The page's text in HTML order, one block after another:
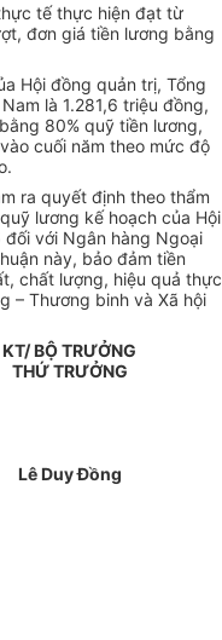
tế thực hiện đạt từ
đơn giá tiền lương bằng
Hội đồng quản trị, Tổng
là 1.281,6 triệu đồng,
80% quỹ tiền lương,
cuối năm theo mức độ
ra quyết định theo thẩm
lương kế hoạch của Hội
với Ngân hàng Ngoại
này, bảo đảm tiền
chất lượng, hiệu quả thực
– Thương binh và Xã hội
KT/ BỘ TRƯỞNG
THỨ TRƯỞNG
Lê Duy Đồng